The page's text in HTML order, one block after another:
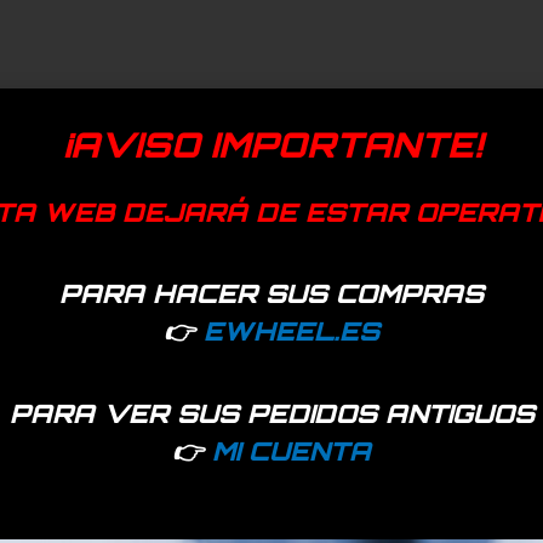
¡AVISO IMPORTANTE!
WEB DEJARÁ DE ESTAR
PARA HACER SUS COMPRAS
👉 EWHEEL.ES
PARA VER SUS PEDIDOS ANTIGUOS
👉 MI CUENTA